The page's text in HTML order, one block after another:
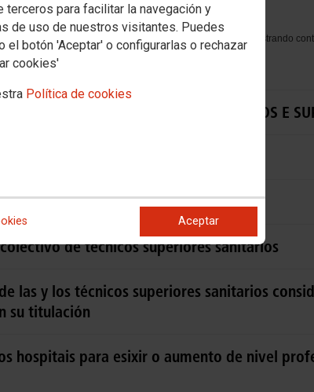
para facilitar la navegación y
de uso de nuestros visitantes. Puedes
botón 'Aceptar' o configurarlas o rechazar
cookies'
Política de cookies
Aceptar
Mostrando
DE TÉCNICOS MEDIOS SANITARIOS E
SANITARIOS/AS
FOLGA DOS TÉCNICOS SANITARIOS?
de técnicos superiores sanitarios
las y los técnicos superiores sanitarios
su titulación
hospitais para esixir o aumento de nivel